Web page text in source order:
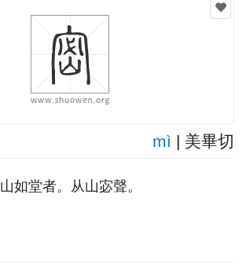
mì | 美畢切
山如堂者。从山宓聲。